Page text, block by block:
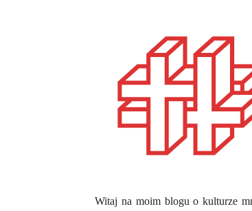
Witaj na moim blogu o kulturze